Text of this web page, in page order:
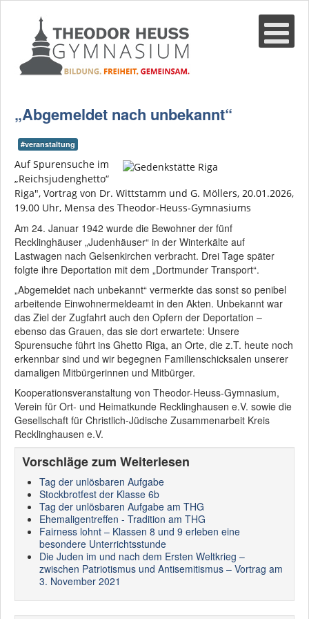
„Abgemeldet nach unbekannt“
#veranstaltung
Auf Spurensuche im
„Reichsjudenghetto“
Riga", Vortrag von Dr. Wittstamm und G. Möllers, 20.01.2026,
19.00 Uhr, Mensa des Theodor-Heuss-Gymnasiums
Am 24. Januar 1942 wurde die Bewohner der fünf
Recklinghäuser „Judenhäuser“ in der Winterkälte auf
Lastwagen nach Gelsenkirchen verbracht. Drei Tage später
folgte ihre Deportation mit dem „Dortmunder Transport“.
„Abgemeldet nach unbekannt“ vermerkte das sonst so penibel
arbeitende Einwohnermeldeamt in den Akten. Unbekannt war
das Ziel der Zugfahrt auch den Opfern der Deportation –
ebenso das Grauen, das sie dort erwartete: Unsere
Spurensuche führt ins Ghetto Riga, an Orte, die z.T. heute noch
erkennbar sind und wir begegnen Familienschicksalen unserer
damaligen Mitbürgerinnen und Mitbürger.
Kooperationsveranstaltung von Theodor-Heuss-Gymnasium,
Verein für Ort- und Heimatkunde Recklinghausen e.V. sowie die
Gesellschaft für Christlich-Jüdische Zusammenarbeit Kreis
Recklinghausen e.V.
Vorschläge zum Weiterlesen
Tag der unlösbaren Aufgabe
Stockbrotfest der Klasse 6b
Tag der unlösbaren Aufgabe am THG
Ehemaligentreffen - Tradition am THG
Fairness lohnt – Klassen 8 und 9 erleben eine
besondere Unterrichtsstunde
Die Juden im und nach dem Ersten Weltkrieg –
zwischen Patriotismus und Antisemitismus – Vortrag am
3. November 2021